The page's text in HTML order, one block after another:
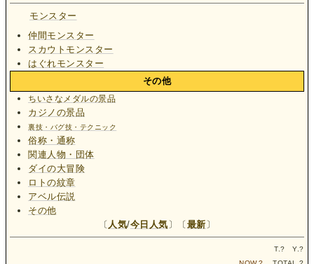
モンスター
仲間モンスター
スカウトモンスター
はぐれモンスター
その他
ちいさなメダルの景品
カジノの景品
裏技・バグ技・テクニック
俗称・通称
関連人物・団体
ダイの大冒険
ロトの紋章
アベル伝説
その他
〔 人気/今日人気 〕〔 最新 〕
T.? Y.?